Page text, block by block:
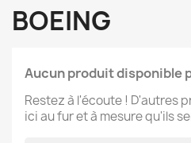
BOEING
Aucun produit disponible
Restez à l'écoute ! D'autres
ici au fur et à mesure qu'ils